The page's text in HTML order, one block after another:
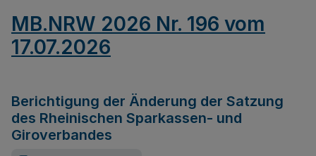
MB.NRW 2026 Nr. 196 vom
17.07.2026
Berichtigung der Änderung der Satzung
des Rheinischen Sparkassen- und
Giroverbandes